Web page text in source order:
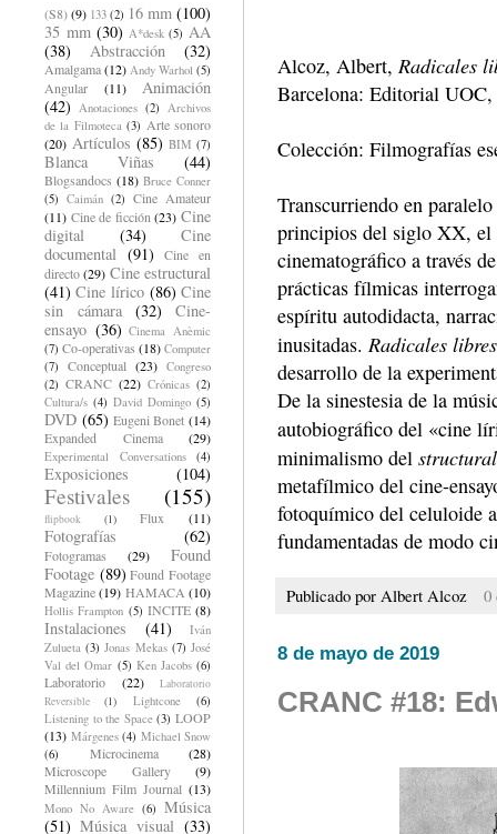
Alcoz, Albert, Radicales
Barcelona: Editorial
Colección: Filmografías
Transcurriendo en
principios del siglo XX, el
cinematográfico a través
prácticas fílmicas
espíritu autodidacta,
inusitadas. Radicales libres
desarrollo de la
De la sinestesia de la
autobiográfico del «cine
minimalismo del
metafílmico del cine-
fotoquímico del celuloide
fundamentadas de modo
Publicado por Albert Alcoz 0
8 de mayo de 2019
CRANC #18:
(S8)(9) 133 (2) 16 mm (100)
35 mm (30) A*desk (5) AA
(38)
Abstracción (32)
Amalgama(12) Andy Warhol (5)
Angular (11)
Animación
(42)
Anotaciones (2)
Archivos
de la Filmoteca (3) Arte sonoro
(20) Artículos (85) BIM (7)
Blanca Viñas (44)
Blogsandocs (18) Bruce Conner
(5) Caimán (2) Cine Amateur
(11) Cine de ficción (23) Cine
digital
(34)
Cine
documental (91)
Cine en
directo (29) Cine estructural
(41) Cine lírico (86) Cine
sin cámara
(32)
Cine-
ensayo (36) Cinema Anèmic
(7) Co-operativas (18) Computer
(7)
Conceptual (23) Congreso
(2) CRANC (22) Crónicas (2)
Cultura/s (4) David Domingo (5)
DVD (65) Eugeni Bonet (14)
Expanded Cinema
(29)
Experimental Conversations (4)
Exposiciones (104)
Festivales (155)
flipbook (1) Flux (11)
Fotografías (62)
Fotogramas (29)
Found
Footage (89) Found Footage
Magazine (19) HAMACA (10)
Hollis Frampton (5) INCITE (8)
Instalaciones (41)
Iván
Zulueta (3) Jonas Mekas (7) José
Val del Omar (5) Ken Jacobs (6)
Laboratorio (22)
Laboratorio
Reversible
(1) Lightcone
(6)
Listening to the Space (3) LOOP
(13) Márgenes (4) Michael Snow
(6)
Microcinema
(28)
Microscope Gallery
(9)
Millennium Film Journal (13)
Mono No Aware (6) Música
(51) Música visual (33)